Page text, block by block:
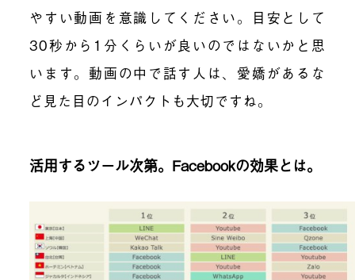
やすい動画を意識してください。目安として
30秒から1分くらいが良いのではないかと思
います。動画の中で話す人は、愛嬌があるな
ど見た目のインパクトも大切ですね。
活用するツール次第。Facebookの効果とは。